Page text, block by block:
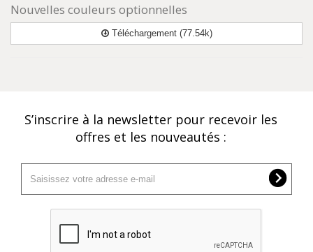
Nouvelles couleurs optionnelles
Téléchargement (77.54k)
S’inscrire à la newsletter pour recevoir les
offres et les nouveautés :